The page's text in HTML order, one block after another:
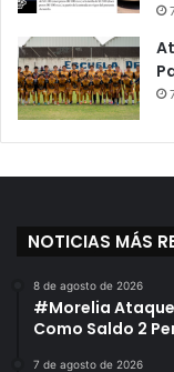
NOTICIAS MÁS
8 de agosto de 2026
#Morelia Ataque
Como Saldo 2
7 de agosto de 2026